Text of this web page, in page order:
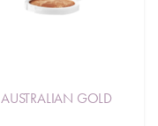
AUSTRALIAN GOLD